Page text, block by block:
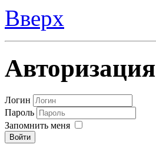
Вверх
Авторизация
Логин
Пароль
Запомнить меня
Войти